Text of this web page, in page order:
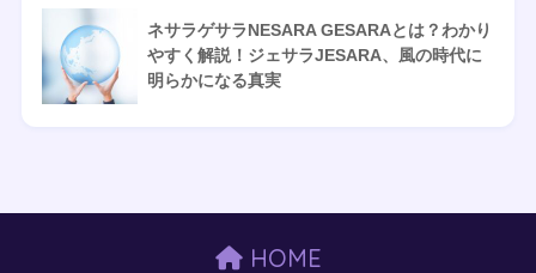
ネサラゲサラNESARA GESARAとは？わかり
やすく解説！ジェサラJESARA、風の時代に
明らかになる真実
HOME